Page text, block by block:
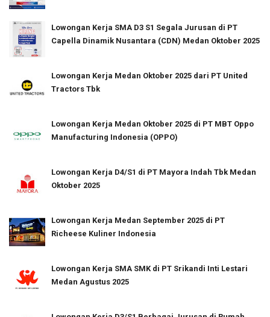
Lowongan Kerja SMA D3 S1 Segala Jurusan di PT
Capella Dinamik Nusantara (CDN) Medan Oktober 2025
Lowongan Kerja Medan Oktober 2025 dari PT United
Tractors Tbk
Lowongan Kerja Medan Oktober 2025 di PT MBT Oppo
Manufacturing Indonesia (OPPO)
Lowongan Kerja D4/S1 di PT Mayora Indah Tbk Medan
Oktober 2025
Lowongan Kerja Medan September 2025 di PT
Richeese Kuliner Indonesia
Lowongan Kerja SMA SMK di PT Srikandi Inti Lestari
Medan Agustus 2025